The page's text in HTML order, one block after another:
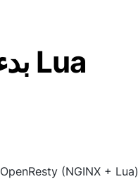
بدء العمل مع Lua
OpenResty (NGINX + Lua)